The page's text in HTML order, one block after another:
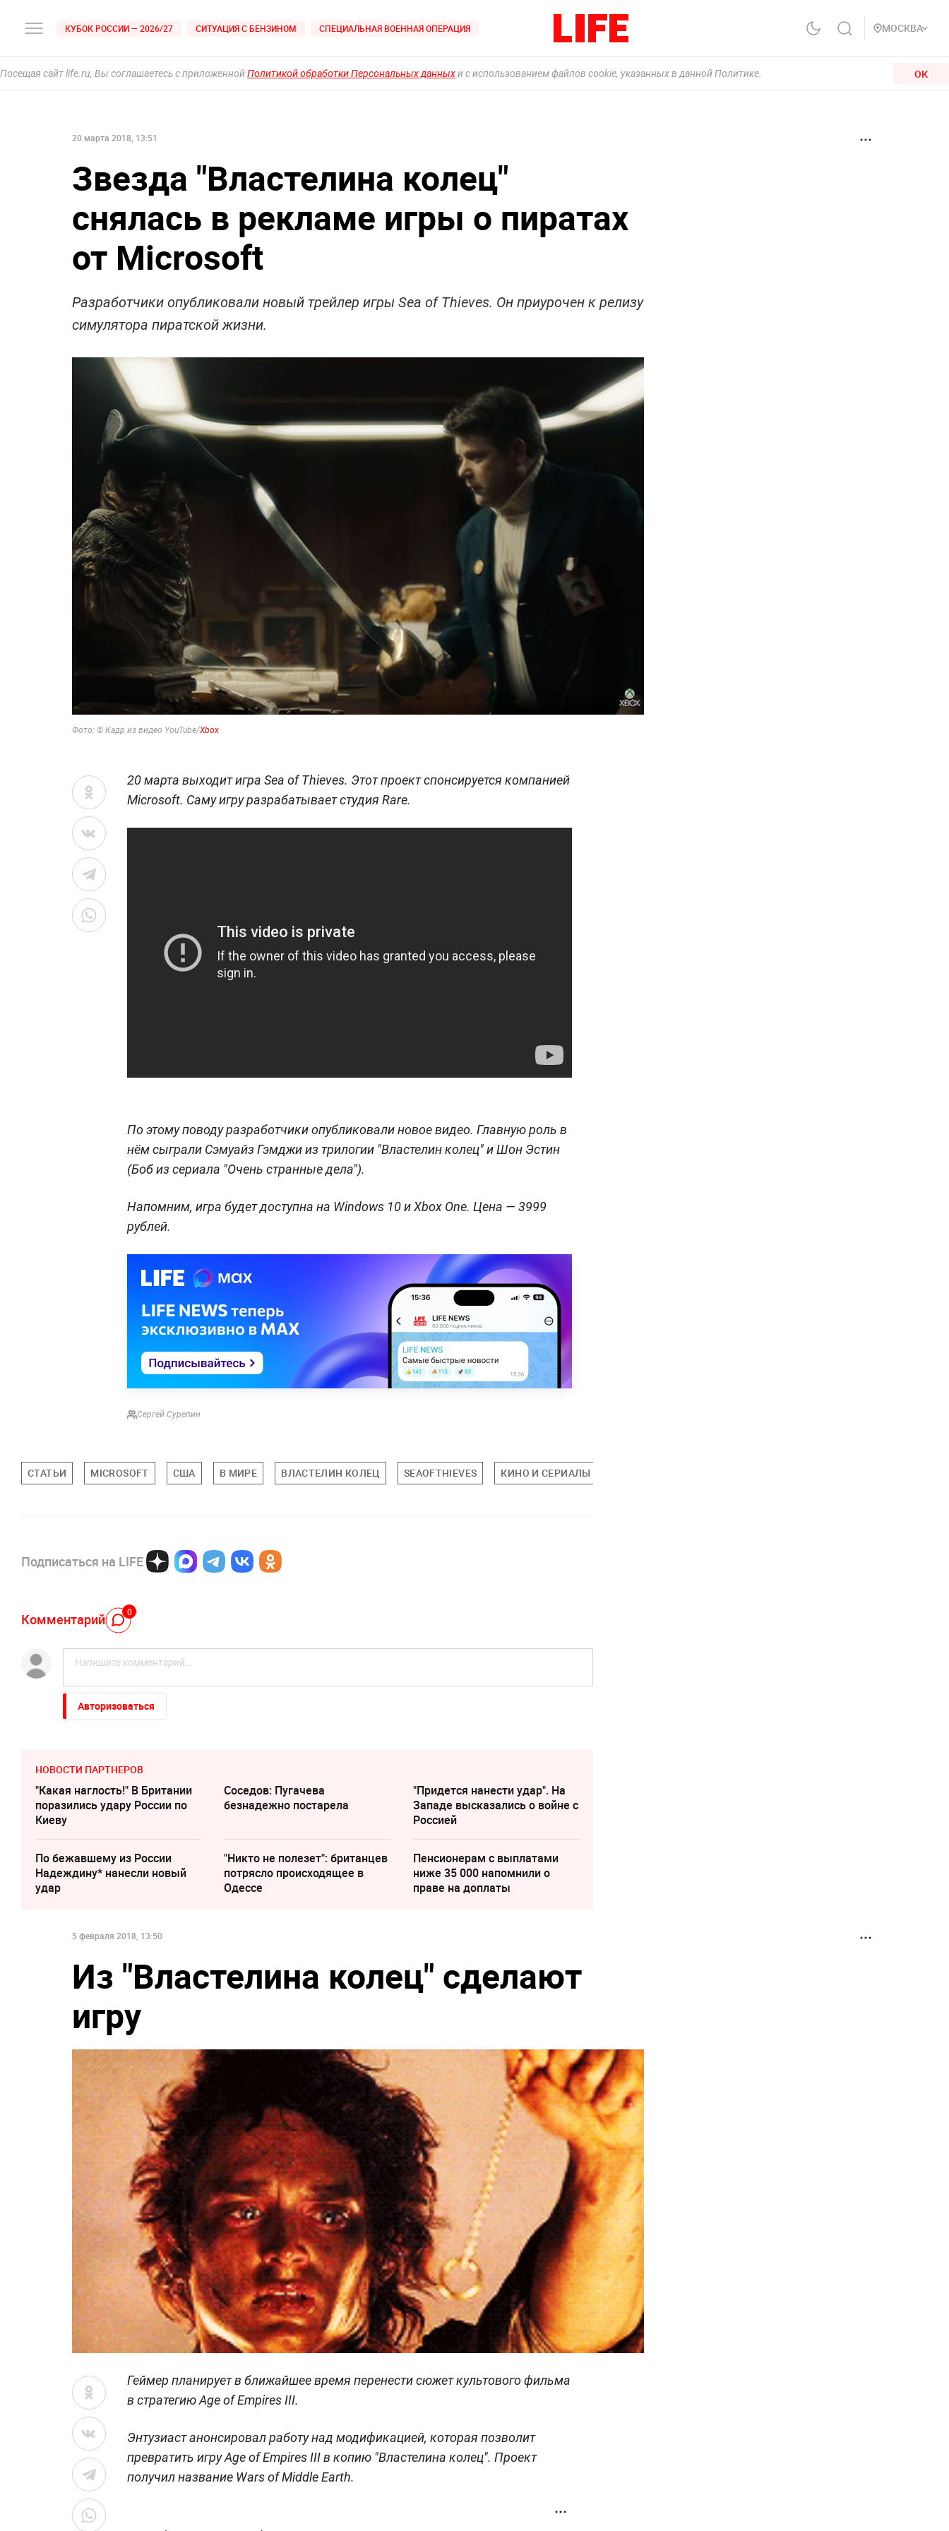
КУБОК РОССИИ — 2026/27 СИТУАЦИЯ С БЕНЗИНОМ СПЕЦИАЛЬНАЯ ВОЕННАЯ ОПЕРАЦИЯ МОСКВА
Посещая сайт life.ru, Вы соглашаетесь с приложеннойПолитикой обработки Персональных данныхи с использованием файлов cookie, указанных в данной Политике. ОК
20 марта 2018, 13:51
Звезда "Властелина колец"
снялась в рекламе игры о пиратах
от Microsoft
Разработчики опубликовали новый трейлер игры Sea of Thieves. Он приурочен к релизу
симулятора пиратской жизни.
Фото: © Кадр из видео YouTube/Xbox
20 марта выходит игра Sea of Thieves. Этот проект спонсируется компанией
Microsoft. Саму игру разрабатывает студия Rare.
По этому поводу разработчики опубликовали новое видео. Главную роль в
нём сыграли Сэмуайз Гэмджи из трилогии "Властелин колец" и Шон Эстин
(Боб из сериала "Очень странные дела").
Напомним, игра будет доступна на Windows 10 и Xbox One. Цена — 3999
рублей.
Сергей Сурепин
СТАТЬИ MICROSOFT США В МИРЕ ВЛАСТЕЛИН КОЛЕЦ SEAOFTHIEVES КИНО И СЕРИАЛЫ
Подписаться на LIFE
Комментарий 0
Авторизоваться
НОВОСТИ ПАРТНЕРОВ
"Какая наглость!" В Британии
поразились удару России по
Киеву
Соседов: Пугачева
безнадежно постарела
"Придется нанести удар". На
Западе высказались о войне с
Россией
По бежавшему из России
Надеждину* нанесли новый
удар
"Никто не полезет": британцев
потрясло происходящее в
Одессе
Пенсионерам с выплатами
ниже 35 000 напомнили о
праве на доплаты
5 февраля 2018, 13:50
Из "Властелина колец" сделают
игру
Геймер планирует в ближайшее время перенести сюжет культового фильма
в стратегию Age of Empires III.
Энтузиаст анонсировал работу над модификацией, которая позволит
превратить игру Age of Empires III в копию "Властелина колец". Проект
получил название Wars of Middle Earth.